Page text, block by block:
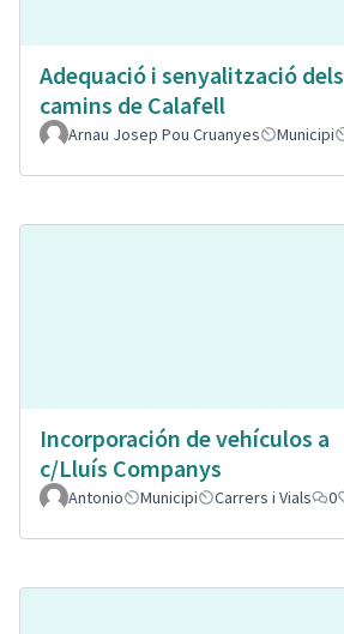
Adequació i senyalització dels
camins de Calafell
Arnau Josep Pou Cruanyes Municipi
Incorporación de vehículos a
c/Lluís Companys
Antonio Municipi Carrers i Vials 0